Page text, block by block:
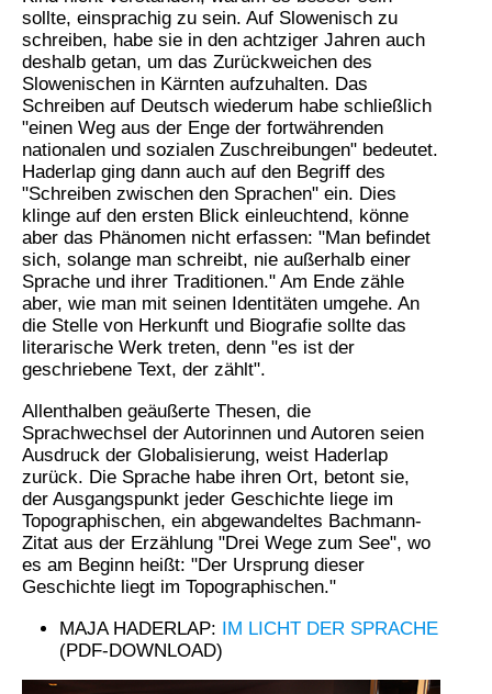
sollte, einsprachig zu sein. Auf Slowenisch zu
schreiben, habe sie in den achtziger Jahren auch
deshalb getan, um das Zurückweichen des
Slowenischen in Kärnten aufzuhalten. Das
Schreiben auf Deutsch wiederum habe schließlich
"einen Weg aus der Enge der fortwährenden
nationalen und sozialen Zuschreibungen" bedeutet.
Haderlap ging dann auch auf den Begriff des
"Schreiben zwischen den Sprachen" ein. Dies
klinge auf den ersten Blick einleuchtend, könne
aber das Phänomen nicht erfassen: "Man befindet
sich, solange man schreibt, nie außerhalb einer
Sprache und ihrer Traditionen." Am Ende zähle
aber, wie man mit seinen Identitäten umgehe. An
die Stelle von Herkunft und Biografie sollte das
literarische Werk treten, denn "es ist der
geschriebene Text, der zählt".
Allenthalben geäußerte Thesen, die
Sprachwechsel der Autorinnen und Autoren seien
Ausdruck der Globalisierung, weist Haderlap
zurück. Die Sprache habe ihren Ort, betont sie,
der Ausgangspunkt jeder Geschichte liege im
Topographischen, ein abgewandeltes Bachmann-
Zitat aus der Erzählung "Drei Wege zum See", wo
es am Beginn heißt: "Der Ursprung dieser
Geschichte liegt im Topographischen."
MAJA HADERLAP: IM LICHT DER SPRACHE
(PDF-DOWNLOAD)